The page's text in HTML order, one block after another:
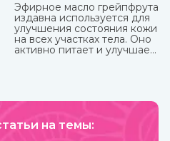
Эфирное масло грейпфрута
издавна используется для
улучшения состояния кожи
на всех участках тела. Оно
активно питает и улучшает
сильными. Также оно
настроение, бодрит и
на темы: